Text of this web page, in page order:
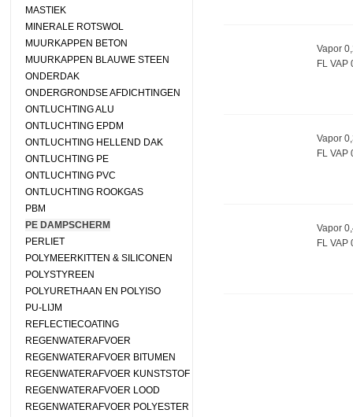
MASTIEK
MINERALE ROTSWOL
MUURKAPPEN BETON
MUURKAPPEN BLAUWE STEEN
ONDERDAK
ONDERGRONDSE AFDICHTINGEN
ONTLUCHTING ALU
ONTLUCHTING EPDM
ONTLUCHTING HELLEND DAK
ONTLUCHTING PE
ONTLUCHTING PVC
ONTLUCHTING ROOKGAS
PBM
PE DAMPSCHERM
PERLIET
POLYMEERKITTEN & SILICONEN
POLYSTYREEN
POLYURETHAAN EN POLYISO
PU-LIJM
REFLECTIECOATING
REGENWATERAFVOER
REGENWATERAFVOER BITUMEN
REGENWATERAFVOER KUNSTSTOF
REGENWATERAFVOER LOOD
REGENWATERAFVOER POLYESTER
Vapor
FL VAP
Vapor
FL VAP
Vapor
FL VAP